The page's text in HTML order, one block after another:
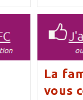
La
vous